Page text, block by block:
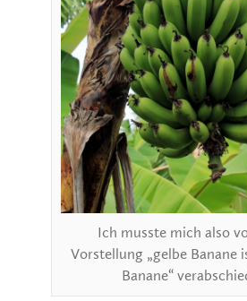
Ich musste mich also
Vorstellung „gelbe Banane
Banane“